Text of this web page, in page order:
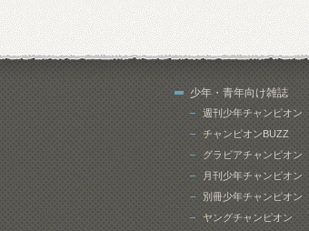
少年・青年向け雑誌
週刊少年チャンピオン
チャンピオンBUZZ
グラビアチャンピオン
月刊少年チャンピオン
別冊少年チャンピオン
ヤングチャンピオン